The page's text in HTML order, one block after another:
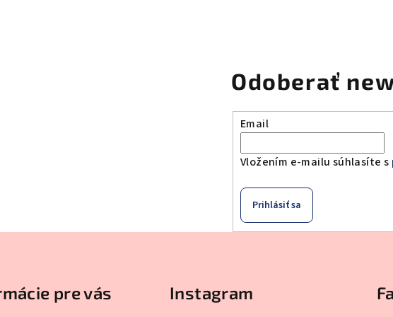
Odoberať
Email
Vložením e-mailu súhlasíte s
Prihlásiť sa
pre vás Instagram